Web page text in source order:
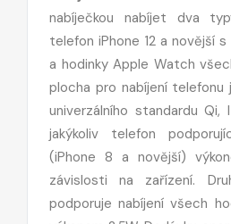
nabíječkou nabíjet dva
telefon iPhone 12 a novější
a hodinky Apple Watch
plocha pro nabíjení telefonu
univerzálního standardu
jakýkoliv telefon
(iPhone 8 a novější)
závislosti na zařízení.
podporuje nabíjení všech